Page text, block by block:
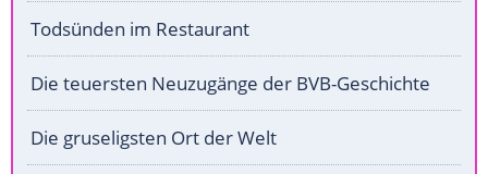
Todsünden im Restaurant
Die teuersten Neuzugänge der BVB-Geschichte
Die gruseligsten Ort der Welt